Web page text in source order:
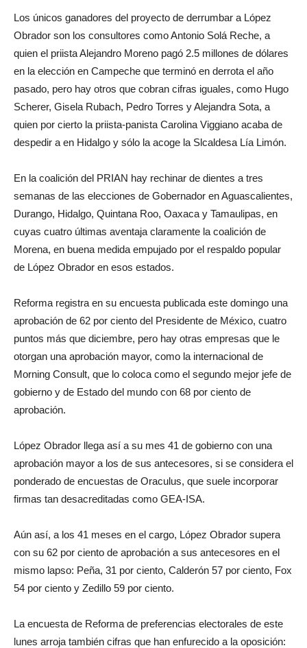
Los únicos ganadores del proyecto de derrumbar a López
Obrador son los consultores como Antonio Solá Reche, a
quien el priista Alejandro Moreno pagó 2.5 millones de dólares
en la elección en Campeche que terminó en derrota el año
pasado, pero hay otros que cobran cifras iguales, como Hugo
Scherer, Gisela Rubach, Pedro Torres y Alejandra Sota, a
quien por cierto la priista-panista Carolina Viggiano acaba de
despedir a en Hidalgo y sólo la acoge la Slcaldesa Lía Limón.
En la coalición del PRIAN hay rechinar de dientes a tres
semanas de las elecciones de Gobernador en Aguascalientes,
Durango, Hidalgo, Quintana Roo, Oaxaca y Tamaulipas, en
cuyas cuatro últimas aventaja claramente la coalición de
Morena, en buena medida empujado por el respaldo popular
de López Obrador en esos estados.
Reforma registra en su encuesta publicada este domingo una
aprobación de 62 por ciento del Presidente de México, cuatro
puntos más que diciembre, pero hay otras empresas que le
otorgan una aprobación mayor, como la internacional de
Morning Consult, que lo coloca como el segundo mejor jefe de
gobierno y de Estado del mundo con 68 por ciento de
aprobación.
López Obrador llega así a su mes 41 de gobierno con una
aprobación mayor a los de sus antecesores, si se considera el
ponderado de encuestas de Oraculus, que suele incorporar
firmas tan desacreditadas como GEA-ISA.
Aún así, a los 41 meses en el cargo, López Obrador supera
con su 62 por ciento de aprobación a sus antecesores en el
mismo lapso: Peña, 31 por ciento, Calderón 57 por ciento, Fox
54 por ciento y Zedillo 59 por ciento.
La encuesta de Reforma de preferencias electorales de este
lunes arroja también cifras que han enfurecido a la oposición: